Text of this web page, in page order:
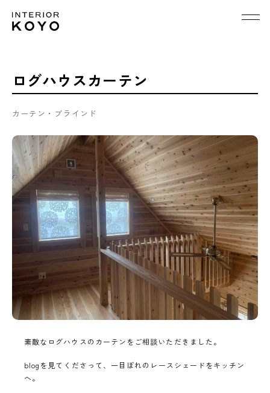
ログハウスカーテン
カーテン・ブラインド
素敵なログハウスのカーテンをご相談いただきました。
blogを見てくださって、一目ぼれのレースシェードをキッチン
へ。